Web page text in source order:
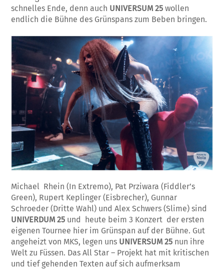
schnelles Ende, denn auch UNIVERSUM 25 wollen
endlich die Bühne des Grünspans zum Beben bringen.
Michael Rhein (In Extremo), Pat Prziwara (Fiddler’s
Green), Rupert Keplinger (Eisbrecher), Gunnar
Schroeder (Dritte Wahl) und Alex Schwers (Slime) sind
UNIVERDUM 25 und heute beim 3 Konzert der ersten
eigenen Tournee hier im Grünspan auf der Bühne. Gut
angeheizt von MKS, legen uns UNIVERSUM 25 nun ihre
Welt zu Füssen. Das All Star – Projekt hat mit kritischen
und tief gehenden Texten auf sich aufmerksam